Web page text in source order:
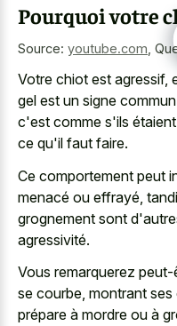
Pourquoi votre
Source: youtube.com
Votre chiot est agressif,
gel est un signe
c'est comme s'ils
ce qu'il faut faire.
Ce comportement peut
menacé ou effrayé,
grognement sont
agressivité.
Vous remarquerez
se courbe, montrant
prépare à mordre ou à